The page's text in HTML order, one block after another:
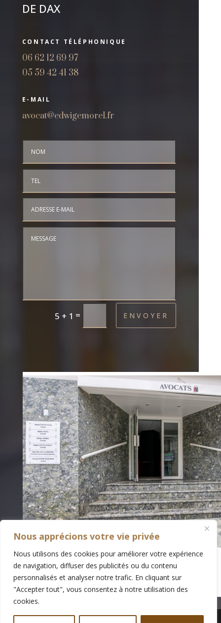
Nous apprécions votre vie privée
Nous utilisons des cookies pour améliorer votre expérience
de navigation, diffuser des publicités ou du contenu
personnalisés et analyser notre trafic. En cliquant sur
"Accepter tout", vous consentez à notre utilisation des
cookies.
DE DAX
CONTACT TÉLÉPHONIQUE
06 62 12 69 97
05 59 42 41 38
E-MAIL
avocat@edwigemorel.fr
5 + 1 = ENVOYER